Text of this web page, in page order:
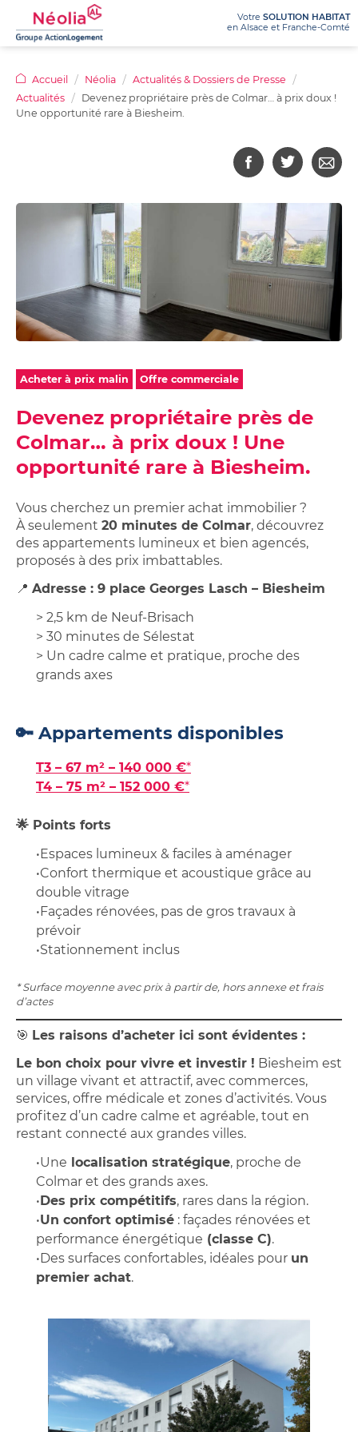
Votre SOLUTION HABITAT
en Alsace et Franche-Comté
Qui
activités
/
Rapports
d’activité
Nos
Dossiers
LOUER
:
offres
Logements
adaptés
pour
seniors
appartements
Garage
ou
de
à
louer
logement
100%
avantages
location
Questions
ma
Néolia
appartement
Programmes
immobiliers
neufs
Achetez
votre
Achetez
votre
garage
ou
place
de
parking
social
location-
accession
Questions
sur
mon
Néolia
Accueil Néolia
Actualités & Dossiers de Presse
Actualités
Devenez propriétaire près de Colmar… à prix doux !
Une opportunité rare à Biesheim.
Acheter à prix malin Offre commerciale
Devenez propriétaire près de
Colmar… à prix doux ! Une
opportunité rare à Biesheim.
Vous cherchez un premier achat immobilier ?
À seulement 20 minutes de Colmar, découvrez
des appartements lumineux et bien agencés,
proposés à des prix imbattables.
📍 Adresse : 9 place Georges Lasch – Biesheim
> 2,5 km de Neuf-Brisach
> 30 minutes de Sélestat
> Un cadre calme et pratique, proche des
grands axes
🔑 Appartements disponibles
T3 – 67 m² – 140 000 €*
T4 – 75 m² – 152 000 €*
🌟 Points forts
•Espaces lumineux & faciles à aménager
•Confort thermique et acoustique grâce au
double vitrage
•Façades rénovées, pas de gros travaux à
prévoir
•Stationnement inclus
* Surface moyenne avec prix à partir de, hors annexe et frais
d’actes
🎯 Les raisons d’acheter ici sont évidentes :
Le bon choix pour vivre et investir ! Biesheim est
un village vivant et attractif, avec commerces,
services, offre médicale et zones d’activités. Vous
profitez d’un cadre calme et agréable, tout en
restant connecté aux grandes villes.
•Une localisation stratégique, proche de
Colmar et des grands axes.
•Des prix compétitifs, rares dans la région.
•Un confort optimisé : façades rénovées et
performance énergétique (classe C).
•Des surfaces confortables, idéales pour un
premier achat.